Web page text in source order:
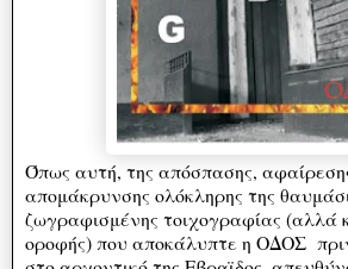
Όπως αυτή, της απόσπασης,
απομάκρυνσης ολόκληρης της
ζωγραφισμένης τοιχογραφίας (αλλά
οροφής) που αποκάλυπτε η ΟΔΟΣ